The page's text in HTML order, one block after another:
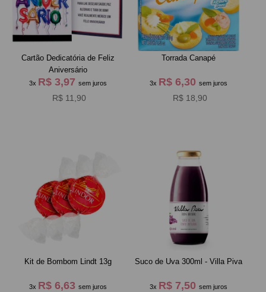
Cartão Dedicatória de Feliz
Aniversário
3x R$ 3,97 sem juros
R$ 11,90
Torrada Canapé
3x R$ 6,30sem juros
R$ 18,90
Kit de Bombom Lindt 13g
3x R$ 6,63 sem juros
Suco de Uva 300ml - Villa Piva
3x R$ 7,50sem juros